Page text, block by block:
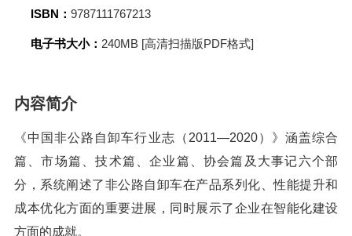
ISBN： 9787111767213
电子书大小： 240MB [高清扫描版PDF格式]
内容简介
《中国非公路自卸车行业志（2011—2020）》涵盖综合
篇、市场篇、技术篇、企业篇、协会篇及大事记六个部
分，系统阐述了非公路自卸车在产品系列化、性能提升和
成本优化方面的重要进展，同时展示了企业在智能化建设
方面的成就。